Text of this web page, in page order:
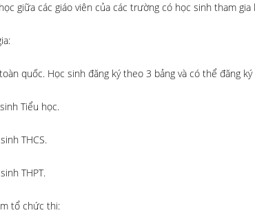
giữa các giáo viên của các trường có học sinh tham gia
quốc. Học sinh đăng ký theo 3 bảng và có thể đăng
Tiểu học.
THCS.
THPT.
tổ chức thi: